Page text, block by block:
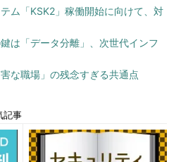
ム「KSK2」稼働開始に向けて、対
は「データ分離」、次世代インフ
な職場」の残念すぎる共通点
記事